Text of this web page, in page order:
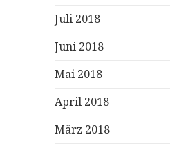
Juli 2018
Juni 2018
Mai 2018
April 2018
März 2018